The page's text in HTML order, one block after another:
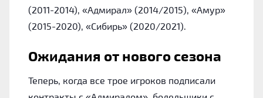
(2011-2014), «Адмирал» (2014/2015), «Амур»
(2015-2020), «Сибирь» (2020/2021).
Ожидания от нового сезона
Теперь, когда все трое игроков подписали